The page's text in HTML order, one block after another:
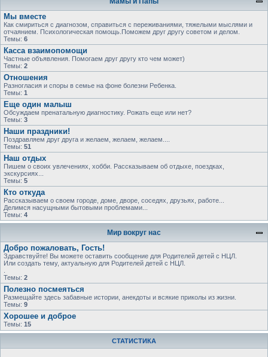
Мы вместе
Как смириться с диагнозом, справиться с переживаниями, тяжелыми мыслями и
отчаянием. Психологическая помощь.Поможем друг другу советом и делом.
Темы: 6
Касса взаимопомощи
Частные объявления. Помогаем друг другу кто чем может)
Темы: 2
Отношения
Разногласия и споры в семье на фоне болезни Ребенка.
Темы: 1
Еще один малыш
Обсуждаем пренатальную диагностику. Рожать еще или нет?
Темы: 3
Наши праздники!
Поздравляем друг друга и желаем, желаем, желаем....
Темы: 51
Наш отдых
Пишем о своих увлечениях, хобби. Рассказываем об отдыхе, поездках,
экскурсиях...
Темы: 5
Кто откуда
Рассказываем о своем городе, доме, дворе, соседях, друзьях, работе...
Делимся насущными бытовыми проблемами...
Темы: 4
Мир вокруг нас
Добро пожаловать, Гость!
Здравствуйте! Вы можете оставить сообщение для Родителей детей с НЦЛ.
Или создать тему, актуальную для Родителей детей с НЦЛ.
Темы: 2
Полезно посмеяться
Размещайте здесь забавные истории, анекдоты и всякие приколы из жизни.
Темы: 9
Хорошее и доброе
Темы: 15
СТАТИСТИКА